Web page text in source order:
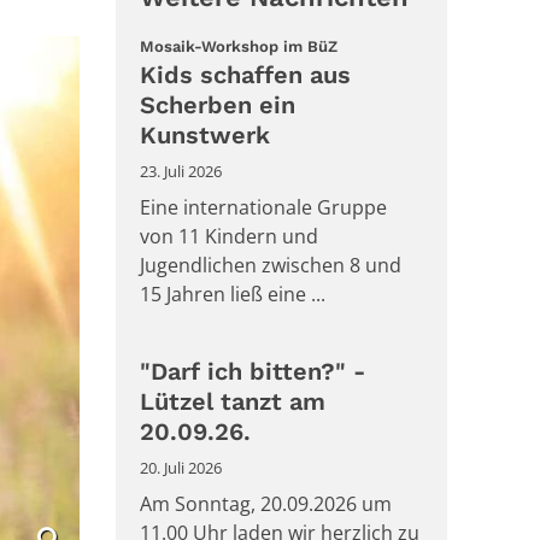
Mosaik-Workshop im BüZ:
Kids schaffen aus
Scherben ein
Kunstwerk
23. Juli 2026
Eine internationale Gruppe
von 11 Kindern und
Jugendlichen zwischen 8 und
15 Jahren ließ eine ...
"Darf ich bitten?" -
Lützel tanzt am
20.09.26.
20. Juli 2026
Am Sonntag, 20.09.2026 um
11.00 Uhr laden wir herzlich zu